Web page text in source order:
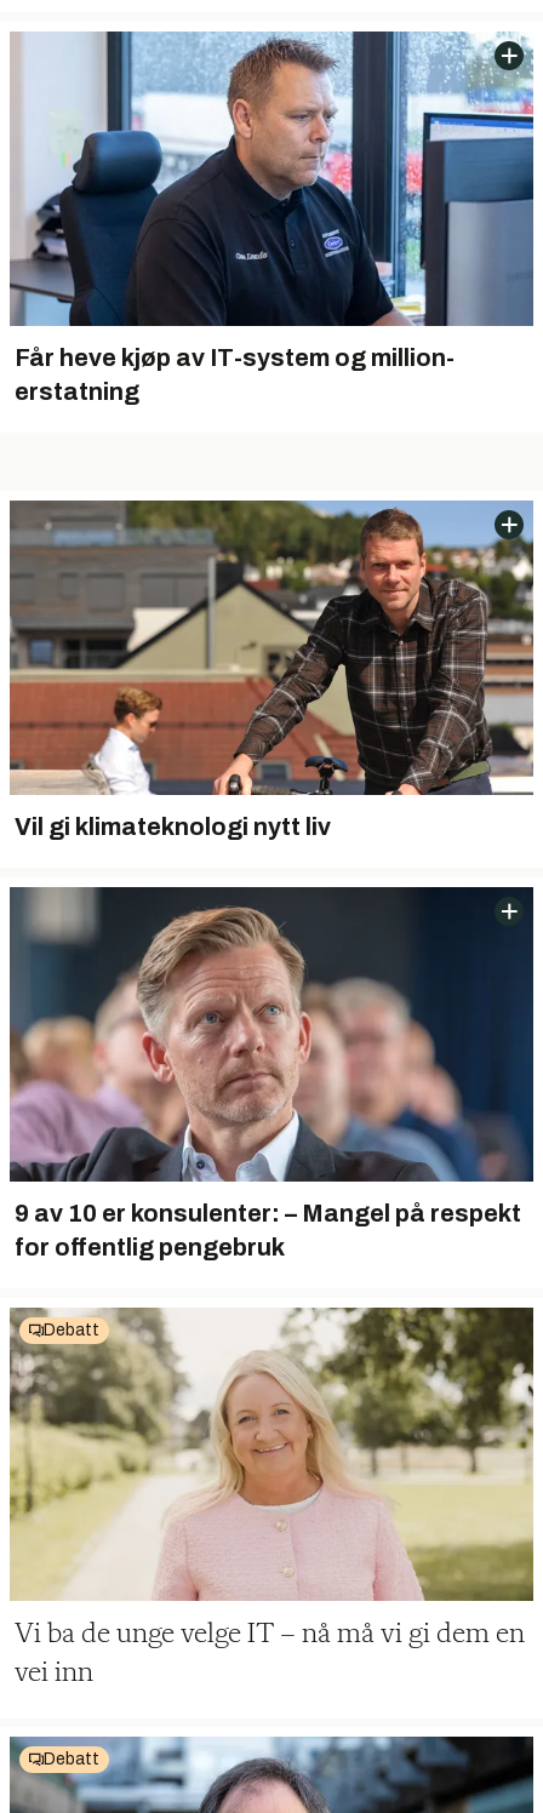
Får heve kjøp av IT-system og million-
erstatning
Vil gi klimateknologi nytt liv
9 av 10 er konsulenter: – Mangel på respekt
for offentlig pengebruk
Debatt
Vi ba de unge velge IT – nå må vi gi dem en
vei inn
Debatt